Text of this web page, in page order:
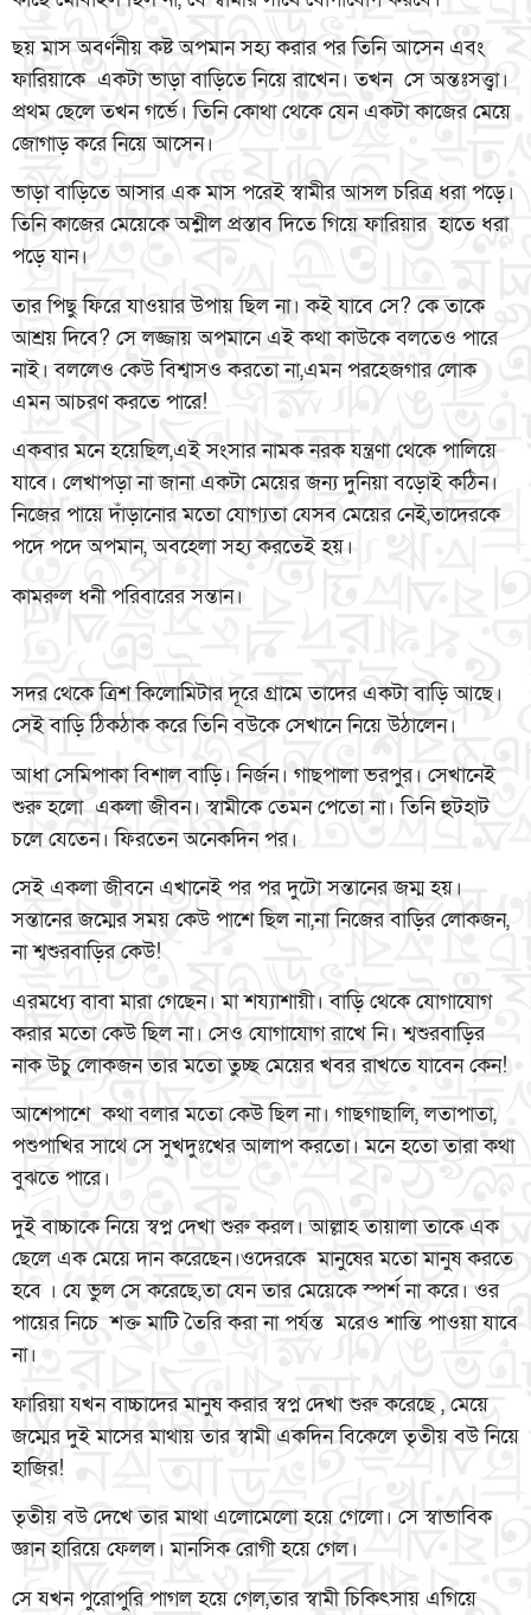
ছয় মাস অবর্ণনীয় কষ্ট অপমান সহ্য করার পর তিনি আসেন এবং
ফারিয়াকে একটা ভাড়া বাড়িতে নিয়ে রাখেন। তখন সে অন্তঃসত্ত্বা।
প্রথম ছেলে তখন গর্ভে। তিনি কোথা থেকে যেন একটা কাজের মেয়ে
জোগাড় করে নিয়ে আসেন।
ভাড়া বাড়িতে আসার এক মাস পরেই স্বামীর আসল চরিত্র ধরা পড়ে।
তিনি কাজের মেয়েকে অশ্লীল প্রস্তাব দিতে গিয়ে ফারিয়ার হাতে ধরা
পড়ে যান।
তার পিছু ফিরে যাওয়ার উপায় ছিল না। কই যাবে সে? কে তাকে
আশ্রয় দিবে? সে লজ্জায় অপমানে এই কথা কাউকে বলতেও পারে
নাই। বললেও কেউ বিশ্বাসও করতো না,এমন পরহেজগার লোক
এমন আচরণ করতে পারে!
একবার মনে হয়েছিল,এই সংসার নামক নরক যন্ত্রণা থেকে পালিয়ে
যাবে। লেখাপড়া না জানা একটা মেয়ের জন্য দুনিয়া বড়োই কঠিন।
নিজের পায়ে দাঁড়ানোর মতো যোগ্যতা যেসব মেয়ের নেই,তাদেরকে
পদে পদে অপমান, অবহেলা সহ্য করতেই হয়।
কামরুল ধনী পরিবারের সন্তান।
সদর থেকে ত্রিশ কিলোমিটার দূরে গ্রামে তাদের একটা বাড়ি আছে।
সেই বাড়ি ঠিকঠাক করে তিনি বউকে সেখানে নিয়ে উঠালেন।
আধা সেমিপাকা বিশাল বাড়ি। নির্জন। গাছপালা ভরপুর। সেখানেই
শুরু হলো একলা জীবন। স্বামীকে তেমন পেতো না। তিনি হুটহাট
চলে যেতেন। ফিরতেন অনেকদিন পর।
সেই একলা জীবনে এখানেই পর পর দুটো সন্তানের জম্ম হয়।
সন্তানের জম্মের সময় কেউ পাশে ছিল না,না নিজের বাড়ির লোকজন,
না শ্বশুরবাড়ির কেউ!
এরমধ্যে বাবা মারা গেছেন। মা শয্যাশায়ী। বাড়ি থেকে যোগাযোগ
করার মতো কেউ ছিল না। সেও যোগাযোগ রাখে নি। শ্বশুরবাড়ির
নাক উচু লোকজন তার মতো তুচ্ছ মেয়ের খবর রাখতে যাবেন কেন!
আশেপাশে কথা বলার মতো কেউ ছিল না। গাছগাছালি, লতাপাতা,
পশুপাখির সাথে সে সুখদুঃখের আলাপ করতো। মনে হতো তারা কথা
বুঝতে পারে।
দুই বাচ্চাকে নিয়ে স্বপ্ন দেখা শুরু করল। আল্লাহ তায়ালা তাকে এক
ছেলে এক মেয়ে দান করেছেন।ওদেরকে মানুষের মতো মানুষ করতে
হবে । যে ভুল সে করেছে,তা যেন তার মেয়েকে স্পর্শ না করে। ওর
পায়ের নিচে শক্ত মাটি তৈরি করা না পর্যন্ত মরেও শান্তি পাওয়া যাবে
না।
ফারিয়া যখন বাচ্চাদের মানুষ করার স্বপ্ন দেখা শুরু করেছে , মেয়ে
জম্মের দুই মাসের মাথায় তার স্বামী একদিন বিকেলে তৃতীয় বউ নিয়ে
হাজির!
তৃতীয় বউ দেখে তার মাথা এলোমেলো হয়ে গেলো। সে স্বাভাবিক
জ্ঞান হারিয়ে ফেলল। মানসিক রোগী হয়ে গেল।
সে যখন পুরোপুরি পাগল হয়ে গেল,তার স্বামী চিকিৎসায় এগিয়ে